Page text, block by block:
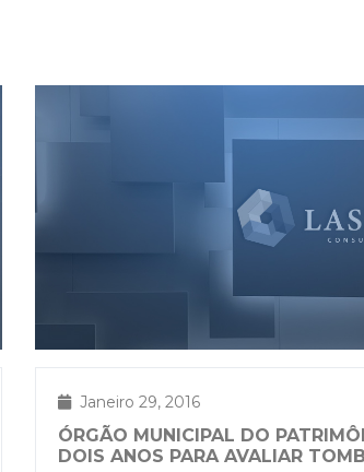
Janeiro 29, 2016
ÓRGÃO MUNICIPAL DO
DOIS ANOS PARA AVALIAR